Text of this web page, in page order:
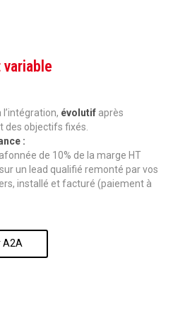
l’intégration, évolutif après
objectifs fixés.
:
de 10% de la marge HT
un lead qualifié remonté par vos
installé et facturé (paiement à
A2A